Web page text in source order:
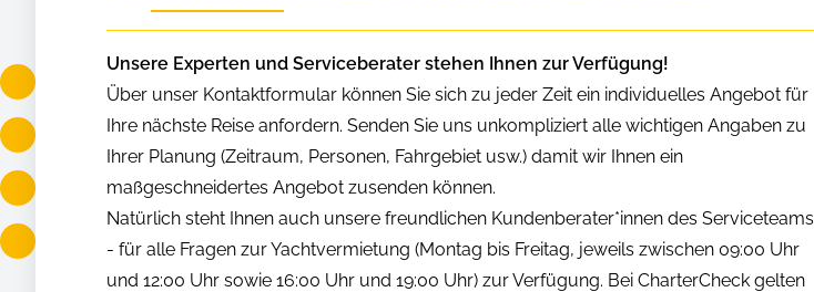
Unsere Experten und Serviceberater stehen Ihnen zur Verfügung!
Über unser Kontaktformular können Sie sich zu jeder Zeit ein individuelles Angebot für
Ihre nächste Reise anfordern. Senden Sie uns unkompliziert alle wichtigen Angaben zu
Ihrer Planung (Zeitraum, Personen, Fahrgebiet usw.) damit wir Ihnen ein
maßgeschneidertes Angebot zusenden können.
Natürlich steht Ihnen auch unsere freundlichen Kundenberater*innen des Serviceteams
- für alle Fragen zur Yachtvermietung (Montag bis Freitag, jeweils zwischen 09:00 Uhr
und 12:00 Uhr sowie 16:00 Uhr und 19:00 Uhr) zur Verfügung. Bei CharterCheck gelten